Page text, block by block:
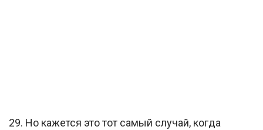
29. Но кажется это тот самый случай, когда